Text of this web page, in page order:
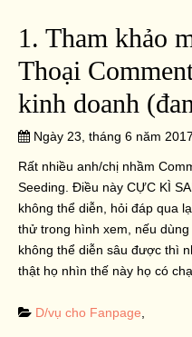
1. Tham khảo
Thoại
kinh doanh
Ngày 23, tháng 6 năm 2017
Rất nhiều anh/chị nhầm
Seeding. Điều này CỰC KÌ
không thể diễn, hỏi đáp qua
thử trong hình xem, nếu
không thể diễn sâu được thì
thật họ nhìn thế này họ có
D/vụ cho Fanpage,